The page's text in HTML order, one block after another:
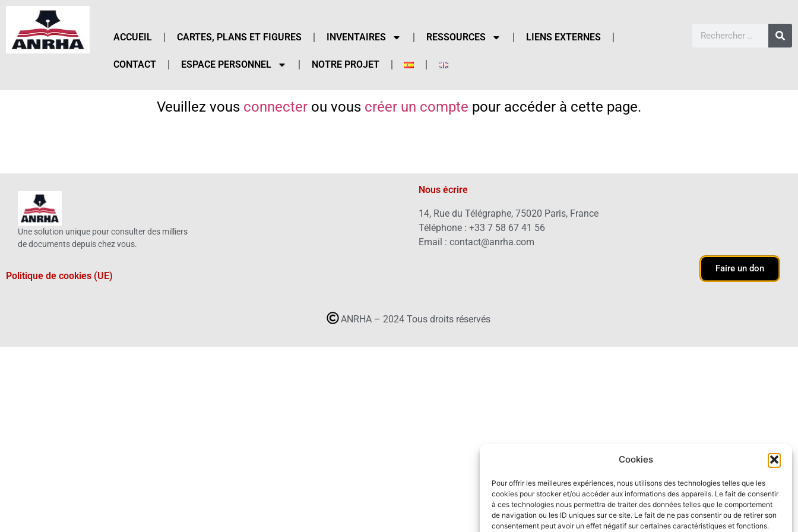
Cookies
Pour offrir les meilleures expériences, nous utilisons des technologies telles que les
cookies pour stocker et/ou accéder aux informations des appareils. Le fait de consentir
à ces technologies nous permettra de traiter des données telles que le comportement
de navigation ou les ID uniques sur ce site. Le fait de ne pas consentir ou de retirer son
consentement peut avoir un effet négatif sur certaines caractéristiques et fonctions.
ACCUEIL CARTES, PLANS ET FIGURES INVENTAIRES RESSOURCES LIENS EXTERNES
CONTACT ESPACE PERSONNEL NOTRE PROJET
Veuillez vous connecter ou vous créer un compte pour accéder à cette page.
Une solution unique pour consulter des milliers
de documents depuis chez vous.
Politique de cookies (UE)
Nous écrire
14, Rue du Télégraphe, 75020 Paris, France
Téléphone : +33 7 58 67 41 56
Email : contact@anrha.com
Faire un don
ANRHA – 2024 Tous droits réservés